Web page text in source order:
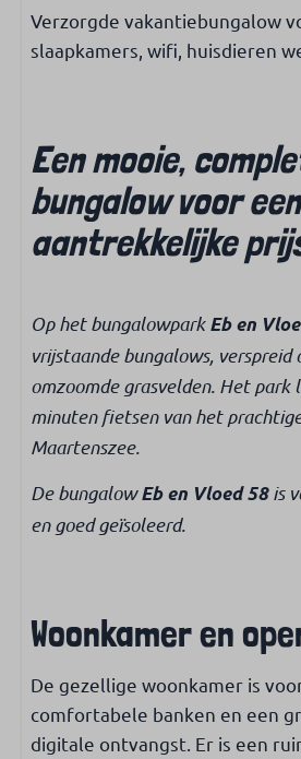
Serre
Senseo
Waterkoker
Vaatwasser
Magnetron
Badkamer
Inloopdouche
Slaapkamer
Aantal tweepersoonsbedden:
Wassen & drogen
Wasmachine
Wasdroger
Verzorgde vakantiebungalow
slaapkamers, wifi, huisdieren
Een mooie,
bungalow voor een
aantrekkelijke
Op het bungalowparkEb en
vrijstaande bungalows, verspreid
omzoomde grasvelden. Het park
minuten fietsen van het
Maartenszee.
De bungalowEb en Vloed 58is
en goed geïsoleerd.
Woonkamer en
De gezellige woonkamer is
comfortabele banken en een
digitale ontvangst. Er is een